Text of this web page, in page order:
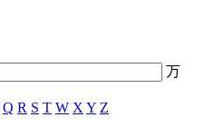
万
Q R S T W X Y Z